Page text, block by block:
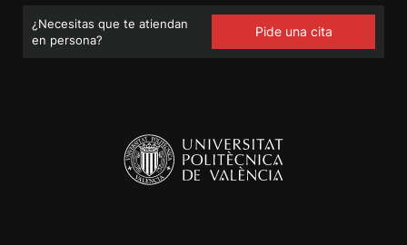
¿Necesitas que te atiendan
en persona?
Pide una cita